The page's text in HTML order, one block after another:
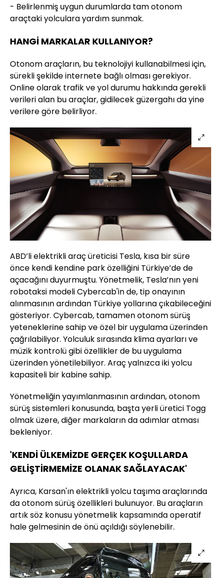
- Belirlenmiş uygun durumlarda tam otonom
araçtaki yolculara yardım sunmak.
HANGİ MARKALAR KULLANIYOR?
Otonom araçların, bu teknolojiyi kullanabilmesi için,
sürekli şekilde internete bağlı olması gerekiyor.
Online olarak trafik ve yol durumu hakkında gerekli
verileri alan bu araçlar, gidilecek güzergahı da yine
verilere göre belirliyor.
ABD’li elektrikli araç üreticisi Tesla, kısa bir süre
önce kendi kendine park özelliğini Türkiye’de de
açacağını duyurmuştu. Yönetmelik, Tesla’nın yeni
robotaksi modeli Cybercab'in de, tip onayının
alınmasının ardından Türkiye yollarına çıkabileceğini
gösteriyor. Cybercab, tamamen otonom sürüş
yeteneklerine sahip ve özel bir uygulama üzerinden
çağrılabiliyor. Yolculuk sırasında klima ayarları ve
müzik kontrolü gibi özellikler de bu uygulama
üzerinden yönetilebiliyor. Araç yalnızca iki yolcu
kapasiteli bir kabine sahip.
Yönetmeliğin yayımlanmasının ardından, otonom
sürüş sistemleri konusunda, başta yerli üretici Togg
olmak üzere, diğer markaların da adımlar atması
bekleniyor.
'KENDİ ÜLKEMİZDE GERÇEK KOŞULLARDA
GELİŞTİRMEMİZE OLANAK SAĞLAYACAK'
Ayrıca, Karsan'ın elektrikli yolcu taşıma araçlarında
da otonom sürüş özellikleri bulunuyor. Bu araçların
artık söz konusu yönetmelik kapsamında operatif
hale gelmesinin de önü açıldığı söylenebilir.